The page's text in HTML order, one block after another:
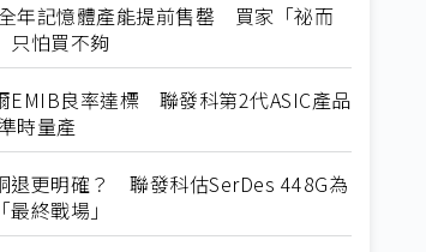
年記憶體產能提前售罄 買家「祕而
只怕買不夠
EMIB良率達標 聯發科第2代ASIC產品
時量產
退更明確？ 聯發科估SerDes 448G為
最終戰場」